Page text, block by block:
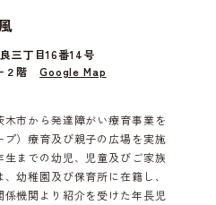
三丁目16番14号
２階Google Map
市から発達障がい療育事業を
）療育及び親子の広場を実施
生までの幼児、児童及びご家族
幼稚園及び保育所に在籍し、
機関より紹介を受けた年長児